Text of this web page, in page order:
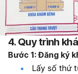
4. Quy trình
Bước 1: Đăng ký
Lấy số thứ